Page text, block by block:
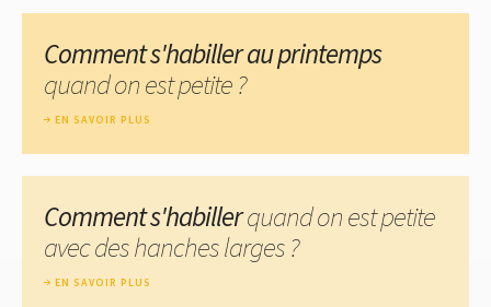
Comment s'habiller au printemps
quand on est petite ?
EN SAVOIR PLUS
Comment s'habillerquand on est petite
avec des hanches larges ?
EN SAVOIR PLUS